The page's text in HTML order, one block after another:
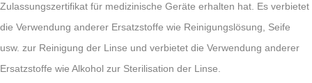
Zulassungszertifikat für medizinische Geräte erhalten hat. Es verbietet
die Verwendung anderer Ersatzstoffe wie Reinigungslösung, Seife
usw. zur Reinigung der Linse und verbietet die Verwendung anderer
Ersatzstoffe wie Alkohol zur Sterilisation der Linse.